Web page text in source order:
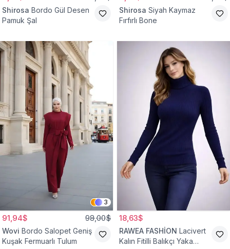
Shirosa Bordo Gül Desen
Pamuk Şal
Shirosa Siyah Kaymaz
Fırfırlı Bone
3
91,94$ 98,00$
Wovi Bordo Salopet Geniş
Kuşak Fermuarlı Tulum
18,63$
RAWEA FASHİON Lacivert
Kalın Fitilli Balıkçı Yaka